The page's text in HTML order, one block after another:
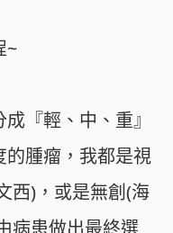
~
『輕、中、重』
的腫瘤，我都是視
西)，或是無創(海
病患做出最終選